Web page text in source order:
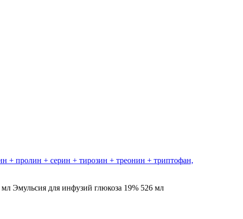
+ пролин + серин + тирозин + треонин + триптофан,
для инфузий глюкоза 19% 526 мл